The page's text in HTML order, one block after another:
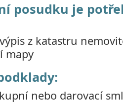
posudku je
z katastru
mapy
nebo darovací